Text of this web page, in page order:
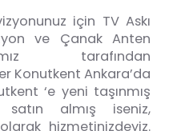
için TV Askı
ve Çanak Anten
tarafından
Konutkent Ankara’da
‘e yeni taşınmış
almış iseniz,
hizmetinizdeyiz.